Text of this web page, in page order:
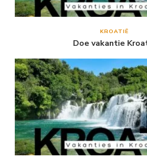
KROATIË
Doe vakantie